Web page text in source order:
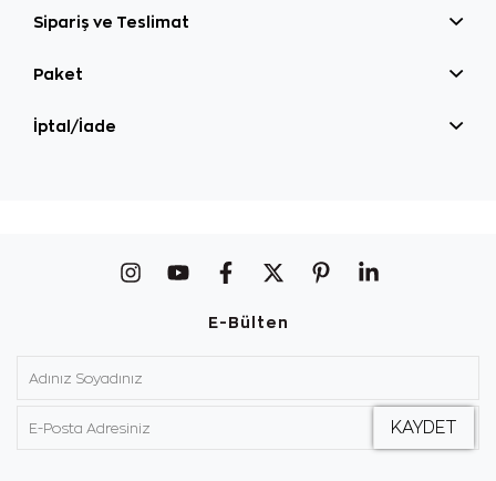
Sipariş ve Teslimat
Paket
İptal/İade
E-Bülten